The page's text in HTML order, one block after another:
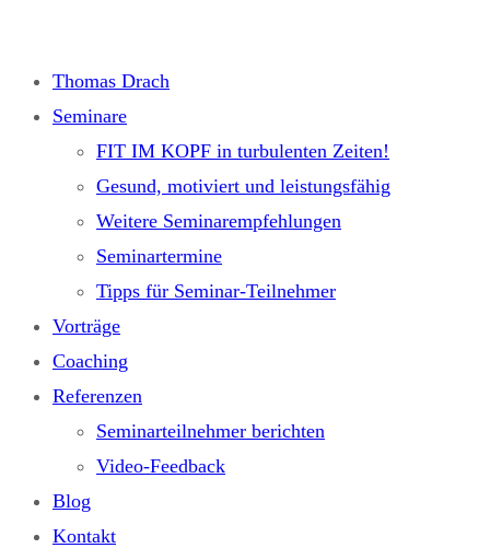
springen
Thomas Drach
Seminare
FIT IM KOPF in turbulenten Zeiten!
Gesund, motiviert und leistungsfähig
Weitere Seminarempfehlungen
Seminartermine
Tipps für Seminar-Teilnehmer
Vorträge
Coaching
Referenzen
Seminarteilnehmer berichten
Video-Feedback
Blog
Kontakt